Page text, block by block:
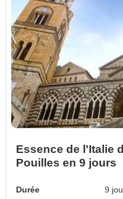
Essence de l'Italie
Pouilles en 9 jours
Durée
9